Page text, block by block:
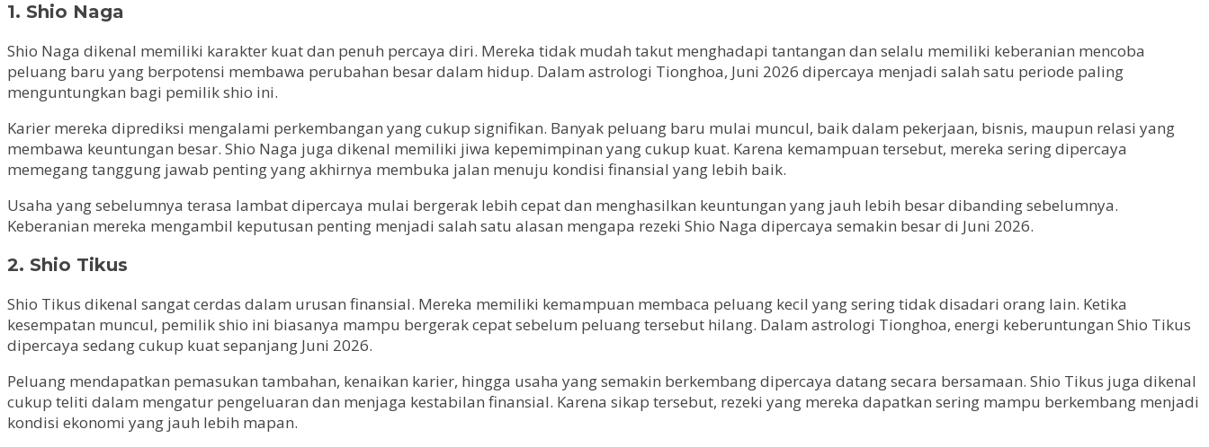
1. Shio Naga
Shio Naga dikenal memiliki karakter kuat dan penuh percaya diri. Mereka tidak mudah takut menghadapi tantangan dan selalu memiliki keberanian mencoba
peluang baru yang berpotensi membawa perubahan besar dalam hidup. Dalam astrologi Tionghoa, Juni 2026 dipercaya menjadi salah satu periode paling
menguntungkan bagi pemilik shio ini.
Karier mereka diprediksi mengalami perkembangan yang cukup signifikan. Banyak peluang baru mulai muncul, baik dalam pekerjaan, bisnis, maupun relasi yang
membawa keuntungan besar. Shio Naga juga dikenal memiliki jiwa kepemimpinan yang cukup kuat. Karena kemampuan tersebut, mereka sering dipercaya
memegang tanggung jawab penting yang akhirnya membuka jalan menuju kondisi finansial yang lebih baik.
Usaha yang sebelumnya terasa lambat dipercaya mulai bergerak lebih cepat dan menghasilkan keuntungan yang jauh lebih besar dibanding sebelumnya.
Keberanian mereka mengambil keputusan penting menjadi salah satu alasan mengapa rezeki Shio Naga dipercaya semakin besar di Juni 2026.
2. Shio Tikus
Shio Tikus dikenal sangat cerdas dalam urusan finansial. Mereka memiliki kemampuan membaca peluang kecil yang sering tidak disadari orang lain. Ketika
kesempatan muncul, pemilik shio ini biasanya mampu bergerak cepat sebelum peluang tersebut hilang. Dalam astrologi Tionghoa, energi keberuntungan Shio Tikus
dipercaya sedang cukup kuat sepanjang Juni 2026.
Peluang mendapatkan pemasukan tambahan, kenaikan karier, hingga usaha yang semakin berkembang dipercaya datang secara bersamaan. Shio Tikus juga dikenal
cukup teliti dalam mengatur pengeluaran dan menjaga kestabilan finansial. Karena sikap tersebut, rezeki yang mereka dapatkan sering mampu berkembang menjadi
kondisi ekonomi yang jauh lebih mapan.